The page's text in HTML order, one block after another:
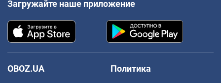
Загружайте наше приложение
OBOZ.UA
Политика